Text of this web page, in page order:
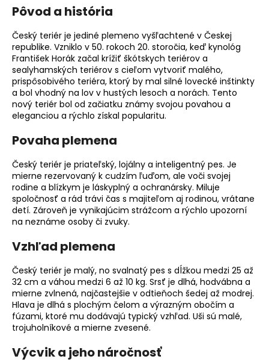
Pôvod a história
Český teriér je jediné plemeno vyšľachtené v Českej
republike. Vzniklo v 50. rokoch 20. storočia, keď kynológ
František Horák začal krížiť škótskych teriérov a
sealyhamských teriérov s cieľom vytvoriť malého,
prispôsobivého teriéra, ktorý by mal silné lovecké inštinkty
a bol vhodný na lov v hustých lesoch a norách. Tento
nový teriér bol od začiatku známy svojou povahou a
eleganciou a rýchlo získal popularitu.
Povaha plemena
Český teriér je priateľský, lojálny a inteligentný pes. Je
mierne rezervovaný k cudzím ľuďom, ale voči svojej
rodine a blízkym je láskyplný a ochranársky. Miluje
spoločnosť a rád trávi čas s majiteľom aj rodinou, vrátane
detí. Zároveň je vynikajúcim strážcom a rýchlo upozorní
na neznáme osoby či zvuky.
Vzhľad plemena
Český teriér je malý, no svalnatý pes s dĺžkou medzi 25 až
32 cm a váhou medzi 6 až 10 kg. Srsť je dlhá, hodvábna a
mierne zvlnená, najčastejšie v odtieňoch šedej až modrej.
Hlava je dlhá s plochým čelom a výrazným obočím a
fúzami, ktoré mu dodávajú typický vzhľad. Uši sú malé,
trojuholníkové a mierne zvesené.
Výcvik a jeho náročnosť
HĽADAŤ
O
d
p
o
r
ú
č
a
m
e